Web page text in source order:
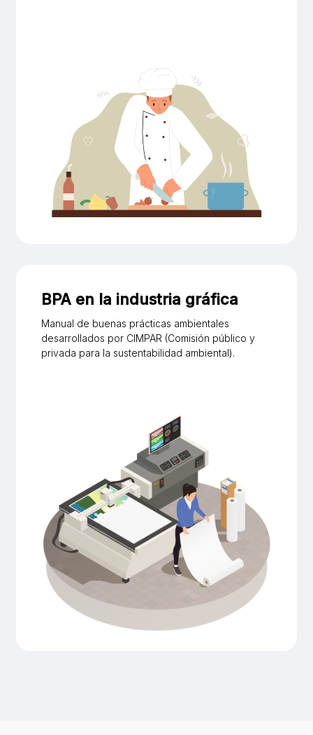
BPA en la industria gráfica
Manual de buenas prácticas ambientales
desarrollados por CIMPAR (Comisión público y
privada para la sustentabilidad ambiental).